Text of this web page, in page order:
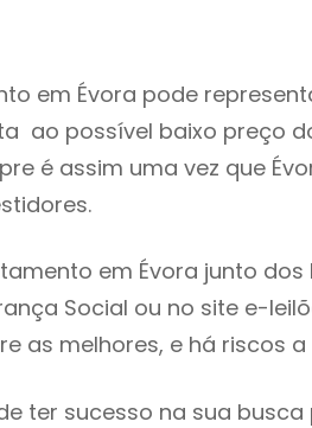
em Évora pode
ao possível baixo preço
é assim uma vez que
em Évora junto
Social ou no site e-
as melhores, e há riscos
ter sucesso na sua busca